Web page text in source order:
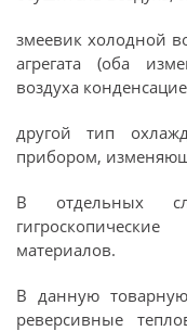
змеевик холодной
агрегата (оба
воздуха
другой тип
прибором,
В отдельных
материалов.
В данную
реверсивные